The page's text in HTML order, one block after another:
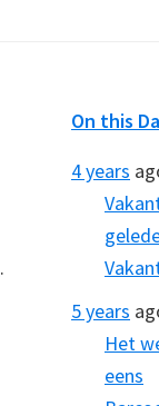
.
On this
4 years
5 years
Het
eens